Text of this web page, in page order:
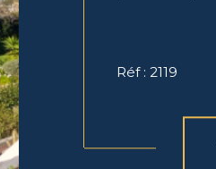
Réf : 2119